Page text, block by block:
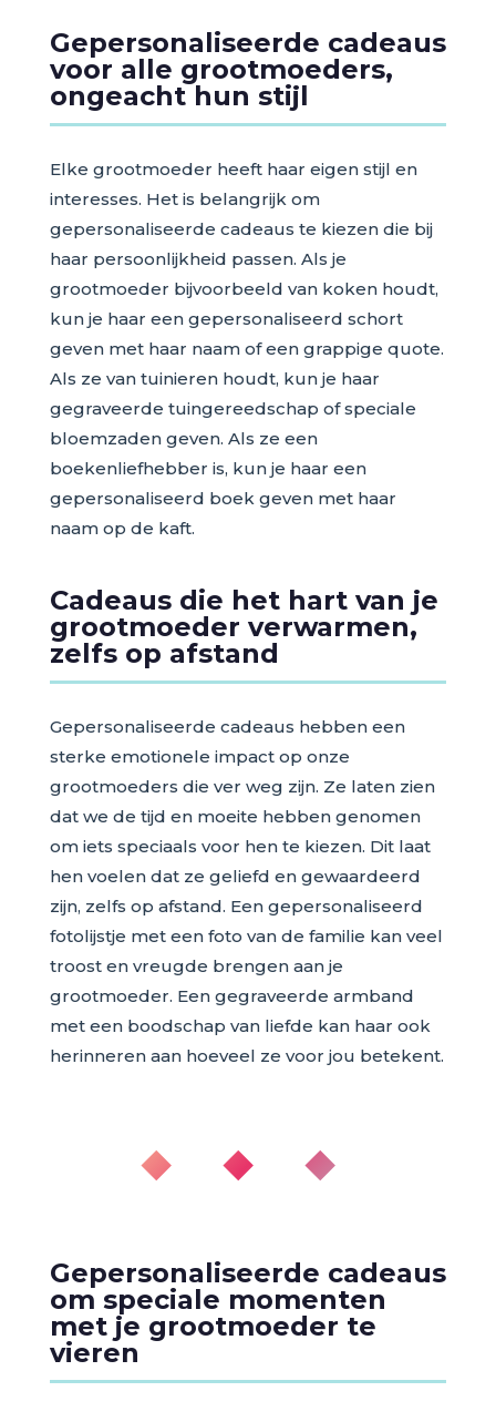
Gepersonaliseerde cadeaus
voor alle grootmoeders,
ongeacht hun stijl
Elke grootmoeder heeft haar eigen stijl en
interesses. Het is belangrijk om
gepersonaliseerde cadeaus te kiezen die bij
haar persoonlijkheid passen. Als je
grootmoeder bijvoorbeeld van koken houdt,
kun je haar een gepersonaliseerd schort
geven met haar naam of een grappige quote.
Als ze van tuinieren houdt, kun je haar
gegraveerde tuingereedschap of speciale
bloemzaden geven. Als ze een
boekenliefhebber is, kun je haar een
gepersonaliseerd boek geven met haar
naam op de kaft.
Cadeaus die het hart van je
grootmoeder verwarmen,
zelfs op afstand
Gepersonaliseerde cadeaus hebben een
sterke emotionele impact op onze
grootmoeders die ver weg zijn. Ze laten zien
dat we de tijd en moeite hebben genomen
om iets speciaals voor hen te kiezen. Dit laat
hen voelen dat ze geliefd en gewaardeerd
zijn, zelfs op afstand. Een gepersonaliseerd
fotolijstje met een foto van de familie kan veel
troost en vreugde brengen aan je
grootmoeder. Een gegraveerde armband
met een boodschap van liefde kan haar ook
herinneren aan hoeveel ze voor jou betekent.
◆ ◆ ◆
Gepersonaliseerde cadeaus
om speciale momenten
met je grootmoeder te
vieren